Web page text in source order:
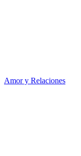
Amor y Relaciones